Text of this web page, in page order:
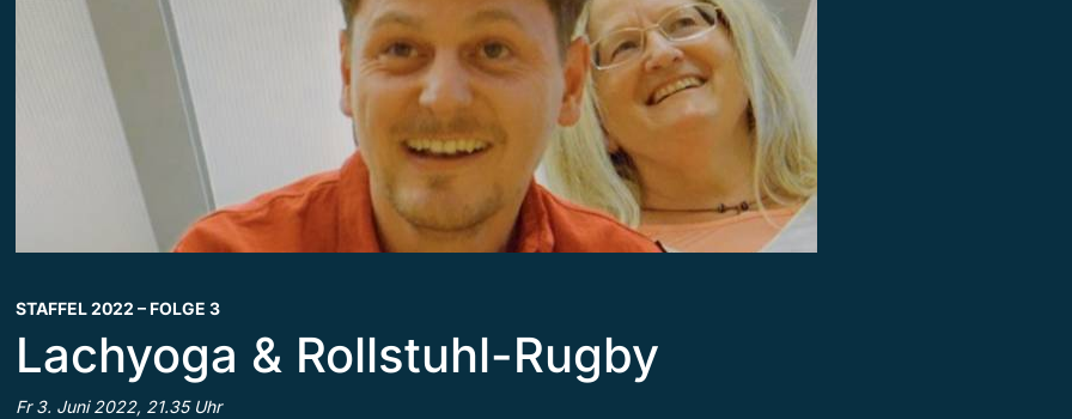
STAFFEL 2022 – FOLGE 3
Lachyoga & Rollstuhl-Rugby
Fr 3. Juni 2022, 21.35 Uhr